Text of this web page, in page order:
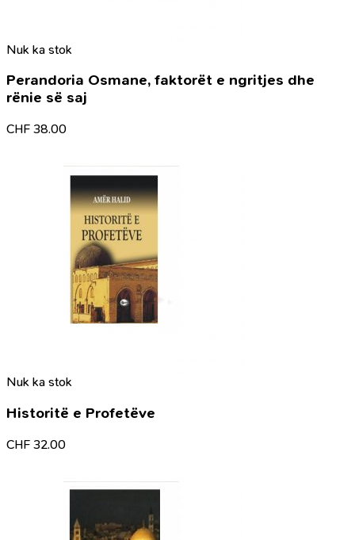
Nuk ka stok
Perandoria Osmane, faktorët e ngritjes dhe
rënie së saj
CHF 38.00
Nuk ka stok
Historitë e Profetëve
CHF 32.00